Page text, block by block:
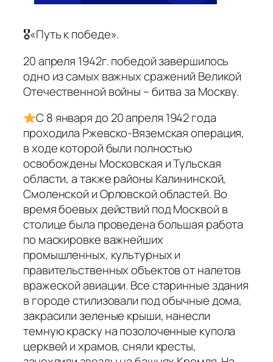
🎖«Путь к победе».
20 апреля 1942г. победой завершилось
одно из самых важных сражений Великой
Отечественной войны – битва за Москву.
С 8 января до 20 апреля 1942 года
проходила Ржевско-Вяземская операция,
в ходе которой были полностью
освобождены Московская и Тульская
области, а также районы Калининской,
Смоленской и Орловской областей. Во
время боевых действий под Москвой в
столице была проведена большая работа
по маскировке важнейших
промышленных, культурных и
правительственных объектов от налетов
вражеской авиации. Все старинные здания
в городе стилизовали под обычные дома,
закрасили зеленые крыши, нанесли
темную краску на позолоченные купола
церквей и храмов, сняли кресты,